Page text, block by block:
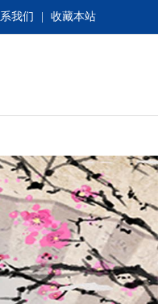
我们 收藏本站